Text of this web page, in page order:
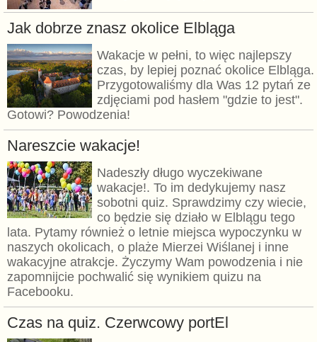
Jak dobrze znasz okolice Elbląga
Wakacje w pełni, to więc najlepszy
czas, by lepiej poznać okolice Elbląga.
Przygotowaliśmy dla Was 12 pytań ze
zdjęciami pod hasłem "gdzie to jest".
Gotowi? Powodzenia!
Nareszcie wakacje!
Nadeszły długo wyczekiwane
wakacje!. To im dedykujemy nasz
sobotni quiz. Sprawdzimy czy wiecie,
co będzie się działo w Elblągu tego
lata. Pytamy również o letnie miejsca wypoczynku w
naszych okolicach, o plaże Mierzei Wiślanej i inne
wakacyjne atrakcje. Życzymy Wam powodzenia i nie
zapomnijcie pochwalić się wynikiem quizu na
Facebooku.
Czas na quiz. Czerwcowy portEl